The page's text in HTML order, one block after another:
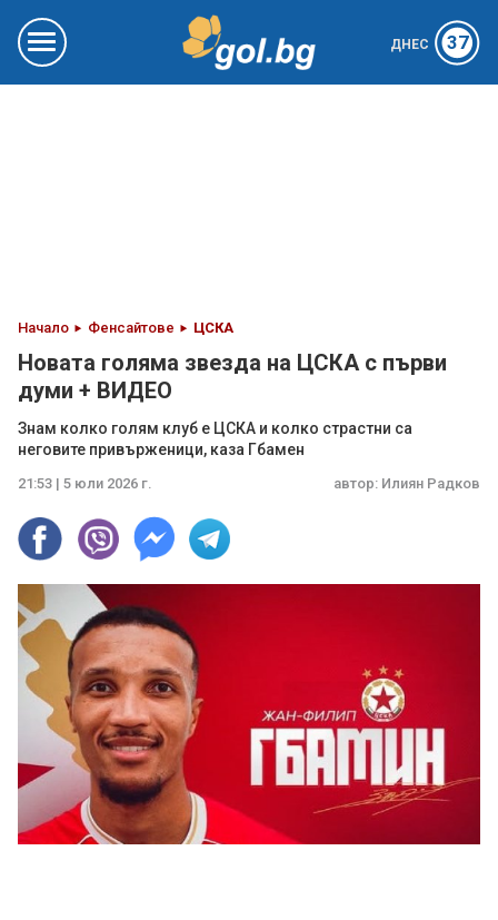
ДНЕС 37
Начало Фенсайтове ЦСКА
Новата голяма звезда на ЦСКА с първи
думи + ВИДЕО
Знам колко голям клуб е ЦСКА и колко страстни са
неговите привърженици, каза Гбамен
21:53 | 5 юли 2026 г. автор: Илиян Радков